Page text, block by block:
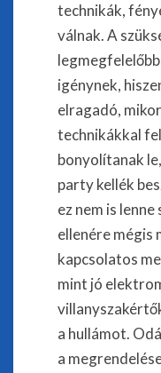
technikák,
válnak. A
igénynek,
elragadó,
technikákkal
bonyolítanak
party kellék
ez nem is
ellenére mégis
kapcsolatos
mint jó
a hullámot.
a